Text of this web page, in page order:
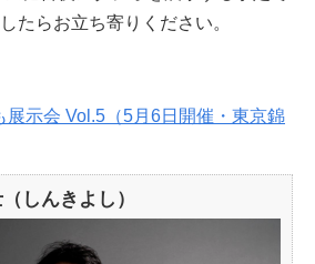
たらお立ち寄りください。
展示会 Vol.5（5月6日開催・東京錦
しんきよし）